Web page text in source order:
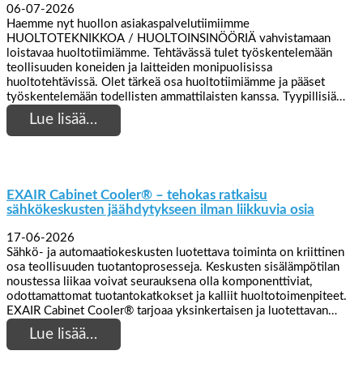
06-07-2026
Haemme nyt huollon asiakaspalvelutiimiimme
HUOLTOTEKNIKKOA / HUOLTOINSINÖÖRIÄ vahvistamaan
loistavaa huoltotiimiämme. Tehtävässä tulet työskentelemään
teollisuuden koneiden ja laitteiden monipuolisissa
huoltotehtävissä. Olet tärkeä osa huoltotiimiämme ja pääset
työskentelemään todellisten ammattilaisten kanssa. Tyypillisiä…
Lue lisää…
EXAIR Cabinet Cooler® – tehokas ratkaisu
sähkökeskusten jäähdytykseen ilman liikkuvia osia
17-06-2026
Sähkö- ja automaatiokeskusten luotettava toiminta on kriittinen
osa teollisuuden tuotantoprosesseja. Keskusten sisälämpötilan
noustessa liikaa voivat seurauksena olla komponenttiviat,
odottamattomat tuotantokatkokset ja kalliit huoltotoimenpiteet.
EXAIR Cabinet Cooler® tarjoaa yksinkertaisen ja luotettavan…
Lue lisää…